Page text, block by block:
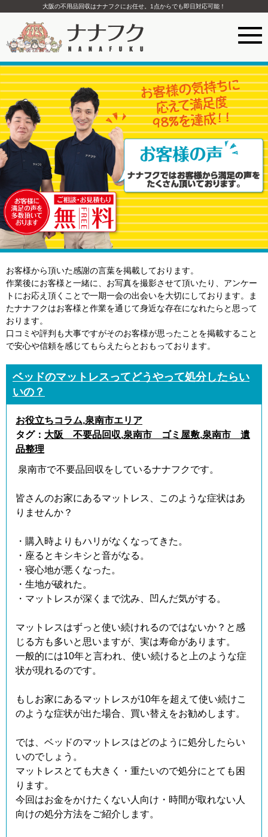
大阪の不用品回収はナナフクにお任せ。1点からでも即日対応可能！
お客様から頂いた感謝の言葉を掲載しております。
作業後にお客様と一緒に、お写真を撮影させて頂いたり、アンケー
トにお応え頂くことで一期一会の出会いを大切にしております。ま
たナナフクはお客様と作業を通じて身近な存在になれたらと思って
おります。
口コミや評判も大事ですがそのお客様が思ったことを掲載すること
で安心や信頼を感じてもらえたらとおもっております。
ベッドのマットレスってどうやって処分したらい
いの？
お役立ちコラム,泉南市エリア
タグ： 大阪 不要品回収,泉南市 ゴミ屋敷,泉南市 遺
品整理
泉南市で不要品回収をしているナナフクです。
皆さんのお家にあるマットレス、このような症状はあ
りませんか？
・購入時よりもハリがなくなってきた。
・座るとキシキシと音がなる。
・寝心地が悪くなった。
・生地が破れた。
・マットレスが深くまで沈み、凹んだ気がする。
マットレスはずっと使い続けれるのではないか？と感
じる方も多いと思いますが、実は寿命があります。
一般的には10年と言われ、使い続けると上のような症
状が現れるのです。
もしお家にあるマットレスが10年を超えて使い続けこ
のような症状が出た場合、買い替えをお勧めします。
では、ベッドのマットレスはどのように処分したらい
いのでしょう。
マットレスとても大きく・重たいので処分にとても困
ります。
今回はお金をかけたくない人向け・時間が取れない人
向けの処分方法をご紹介します。